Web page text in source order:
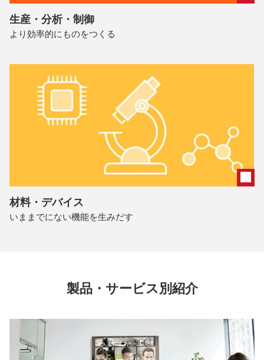
生産・分析・制御
より効率的にものをつくる
材料・デバイス
いままでにない機能を生みだす
製品・サービス別紹介